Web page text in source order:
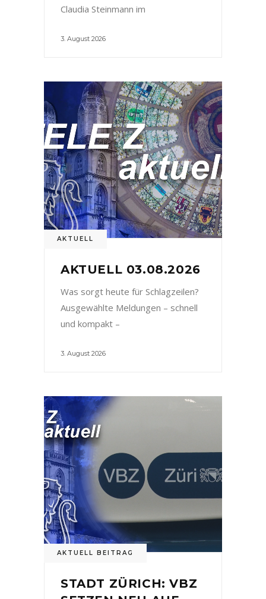
Claudia Steinmann im
3. August 2026
AKTUELL
AKTUELL 03.08.2026
Was sorgt heute für Schlagzeilen?
Ausgewählte Meldungen – schnell
und kompakt –
3. August 2026
AKTUELL BEITRAG
STADT ZÜRICH: VBZ